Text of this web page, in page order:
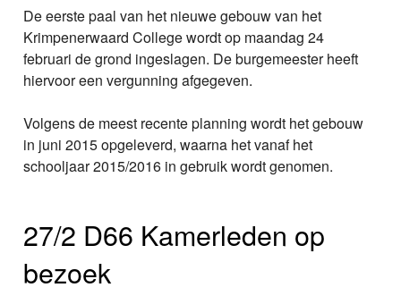
De eerste paal van het nieuwe gebouw van het
Krimpenerwaard College wordt op maandag 24
februari de grond ingeslagen. De burgemeester heeft
hiervoor een vergunning afgegeven.
Volgens de meest recente planning wordt het gebouw
in juni 2015 opgeleverd, waarna het vanaf het
schooljaar 2015/2016 in gebruik wordt genomen.
27/2 D66 Kamerleden op
bezoek